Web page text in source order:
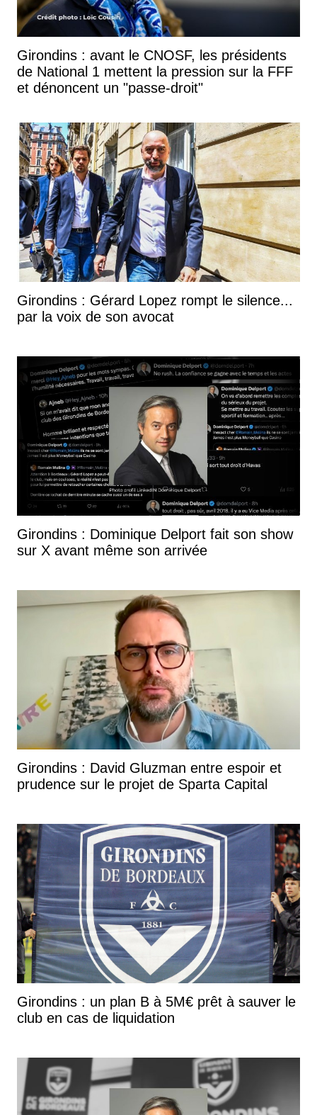
Girondins : avant le CNOSF, les présidents
de National 1 mettent la pression sur la FFF
et dénoncent un "passe-droit"
Girondins : Gérard Lopez rompt le silence...
par la voix de son avocat
Girondins : Dominique Delport fait son show
sur X avant même son arrivée
Girondins : David Gluzman entre espoir et
prudence sur le projet de Sparta Capital
Girondins : un plan B à 5M€ prêt à sauver le
club en cas de liquidation